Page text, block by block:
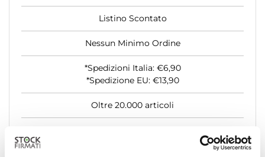
Listino Scontato
Nessun Minimo Ordine
*Spedizioni Italia: €6,90
*Spedizione EU: €13,90
Oltre 20.000 articoli